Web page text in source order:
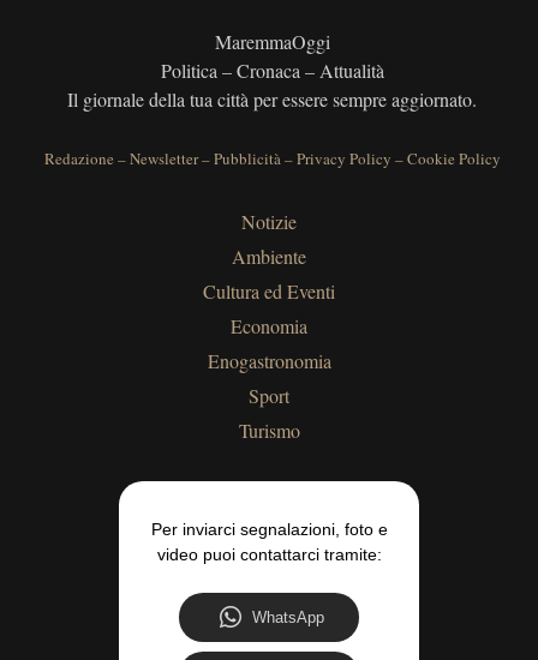
MaremmaOggi
Politica – Cronaca – Attualità
Il giornale della tua città per essere sempre aggiornato.
Redazione –Newsletter–Pubblicità–Privacy Policy –Cookie Policy
Notizie
Ambiente
Cultura ed Eventi
Economia
Enogastronomia
Sport
Turismo
Per inviarci segnalazioni, foto e
video puoi contattarci tramite:
WhatsApp